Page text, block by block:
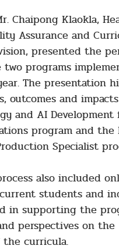
Chaipong Klaokla,
Assurance and
presented the
programs
The presentation
outcomes and
and AI Development
program and the
Specialist
also included
students and
in supporting the
perspectives on the
curricula.